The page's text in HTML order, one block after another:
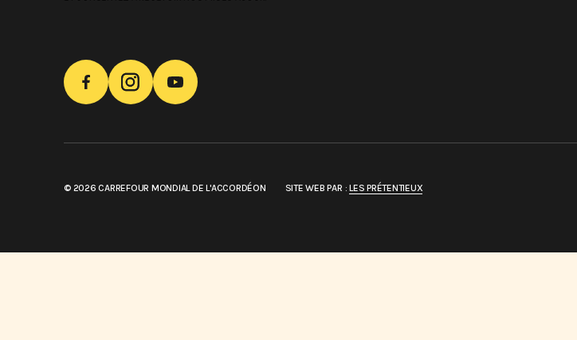
© 2026 CARREFOUR MONDIAL DE L'ACCORDÉON SITE WEB PAR :LES PRÉTENTIEUX